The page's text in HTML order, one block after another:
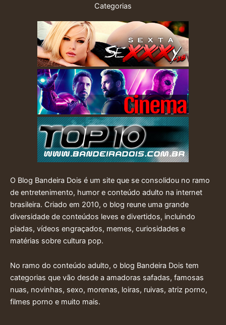
Categorias
O Blog Bandeira Dois é um site que se consolidou no ramo
de entretenimento, humor e conteúdo adulto na internet
brasileira. Criado em 2010, o blog reune uma grande
diversidade de conteúdos leves e divertidos, incluindo
piadas, vídeos engraçados, memes, curiosidades e
matérias sobre cultura pop.
No ramo do conteúdo adulto, o blog Bandeira Dois tem
categorias que vão desde a amadoras safadas, famosas
nuas, novinhas, sexo, morenas, loiras, ruivas, atriz porno,
filmes porno e muito mais.